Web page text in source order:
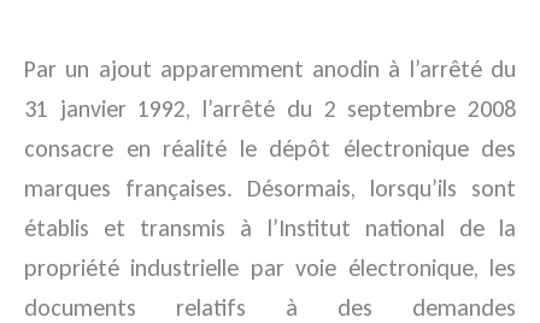
Par un ajout apparemment anodin à l’arrêté du
31 janvier 1992, l’arrêté du 2 septembre 2008
consacre en réalité le dépôt électronique des
marques françaises. Désormais, lorsqu’ils sont
établis et transmis à l’Institut national de la
propriété industrielle par voie électronique, les
documents relatifs à des demandes